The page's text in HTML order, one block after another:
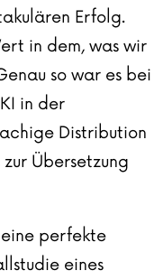
Erfolg.
in dem, was wir
so war es bei
in der
Distribution
Übersetzung
perfekte
eines